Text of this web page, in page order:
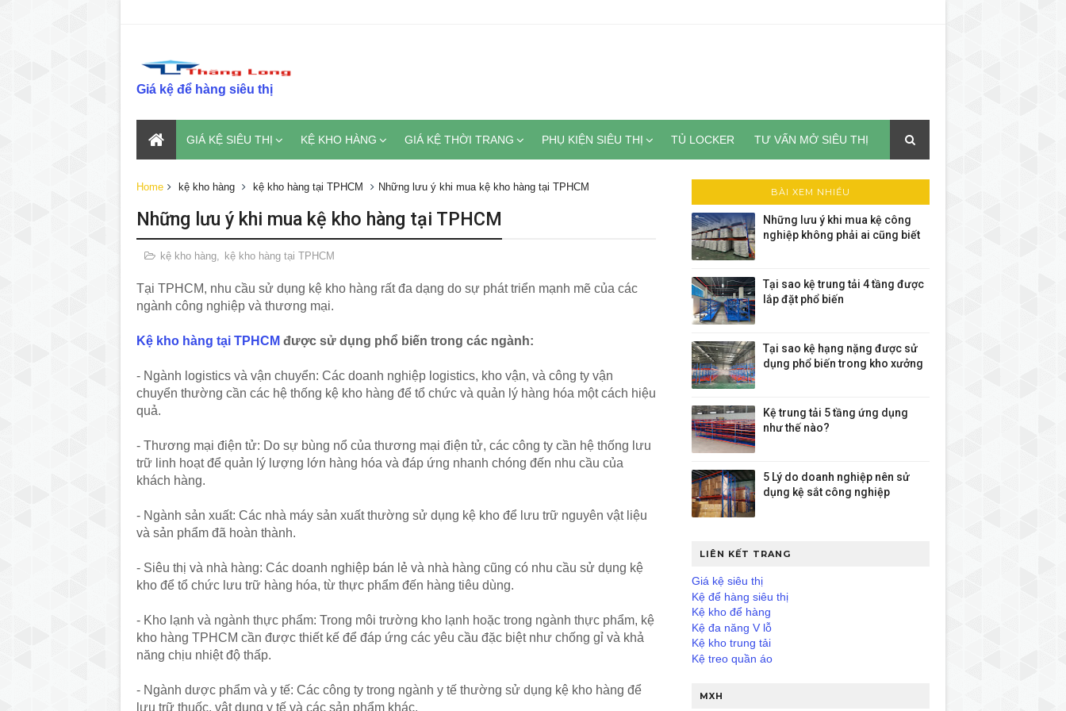
Giá kệ để hàng siêu thị
GIÁ KỆ SIÊU THỊ KỆ KHO HÀNG GIÁ KỆ THỜI TRANG PHỤ KIỆN SIÊU THỊ TỦ LOCKER TƯ VẤN MỞ SIÊU THỊ
Home kệ kho hàng kệ kho hàng tại TPHCM Những lưu ý khi mua kệ kho hàng tại TPHCM
Những lưu ý khi mua kệ kho hàng tại TPHCM
kệ kho hàng, kệ kho hàng tại TPHCM
Tại TPHCM, nhu cầu sử dụng kệ kho hàng rất đa dạng do sự phát triển mạnh mẽ của các
ngành công nghiệp và thương mại.
Kệ kho hàng tại TPHCM được sử dụng phổ biến trong các ngành:
- Ngành logistics và vận chuyển: Các doanh nghiệp logistics, kho vận, và công ty vận
chuyển thường cần các hệ thống kệ kho hàng để tổ chức và quản lý hàng hóa một cách hiệu
quả.
- Thương mại điện tử: Do sự bùng nổ của thương mại điện tử, các công ty cần hệ thống lưu
trữ linh hoạt để quản lý lượng lớn hàng hóa và đáp ứng nhanh chóng đến nhu cầu của
khách hàng.
- Ngành sản xuất: Các nhà máy sản xuất thường sử dụng kệ kho để lưu trữ nguyên vật liệu
và sản phẩm đã hoàn thành.
- Siêu thị và nhà hàng: Các doanh nghiệp bán lẻ và nhà hàng cũng có nhu cầu sử dụng kệ
kho để tổ chức lưu trữ hàng hóa, từ thực phẩm đến hàng tiêu dùng.
- Kho lạnh và ngành thực phẩm: Trong môi trường kho lạnh hoặc trong ngành thực phẩm, kệ
kho hàng TPHCM cần được thiết kế để đáp ứng các yêu cầu đặc biệt như chống gỉ và khả
năng chịu nhiệt độ thấp.
- Ngành dược phẩm và y tế: Các công ty trong ngành y tế thường sử dụng kệ kho hàng để
lưu trữ thuốc, vật dụng y tế và các sản phẩm khác.
BÀI XEM NHIỀU
Những lưu ý khi mua kệ công
nghiệp không phải ai cũng biết
Tại sao kệ trung tải 4 tầng được
lắp đặt phổ biến
Tại sao kệ hạng nặng được sử
dụng phổ biến trong kho xưởng
Kệ trung tải 5 tầng ứng dụng
như thế nào?
5 Lý do doanh nghiệp nên sử
dụng kệ sắt công nghiệp
LIÊN KẾT TRANG
Giá kệ siêu thị
Kệ để hàng siêu thị
Kệ kho để hàng
Kệ đa năng V lỗ
Kệ kho trung tải
Kệ treo quần áo
MXH